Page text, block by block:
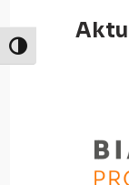
Nagy kontraszt